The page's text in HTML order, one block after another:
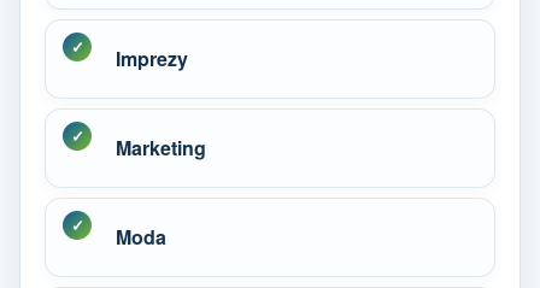
Imprezy
Marketing
Moda